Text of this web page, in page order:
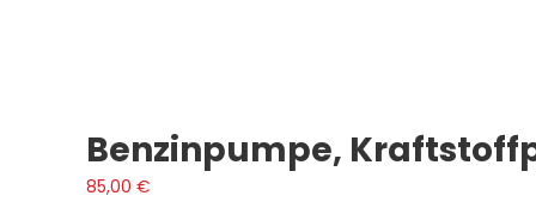
Benzinpumpe,
85,00 €